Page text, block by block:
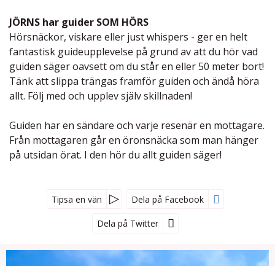
JÖRNS har guider SOM HÖRS
Hörsnäckor, viskare eller just whispers - ger en helt
fantastisk guideupplevelse på grund av att du hör vad
guiden säger oavsett om du står en eller 50 meter bort!
Tänk att slippa trängas framför guiden och ändå höra
allt. Följ med och upplev själv skillnaden!
Guiden har en sändare och varje resenär en mottagare.
Från mottagaren går en öronsnäcka som man hänger
på utsidan örat. I den hör du allt guiden säger!
Tipsa en vän Dela på Facebook
Dela på Twitter